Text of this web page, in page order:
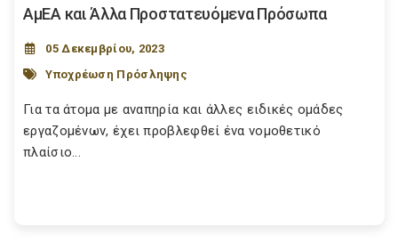
ΑμΕΑ και Άλλα Προστατευόμενα Πρόσωπα
05 Δεκεμβρίου, 2023
Υποχρέωση Πρόσληψης
Για τα άτομα με αναπηρία και άλλες ειδικές ομάδες
εργαζομένων, έχει προβλεφθεί ένα νομοθετικό
πλαίσιο...